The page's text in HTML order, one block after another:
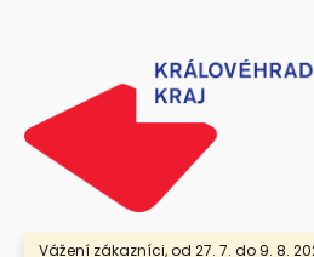
Vážení zákazníci, od 27. 7. do 9. 8.